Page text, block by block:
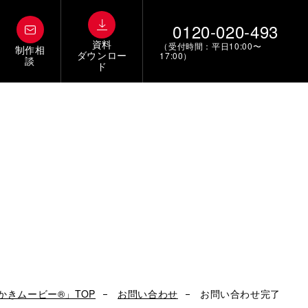
制作相
談
資料
ダウンロー
ド
0120-020-493
（受付時間：平日10:00〜
17:00）
きムービー®」TOP お問い合わせ お問い合わせ完了